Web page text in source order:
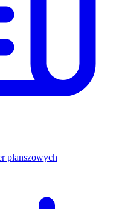
planszowych